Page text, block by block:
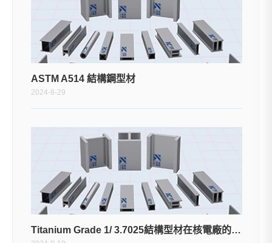
ASTM A514 結構鋼型材
2024-8-29
Titanium Grade 1/ 3.7025結構型材在核電廠的應用